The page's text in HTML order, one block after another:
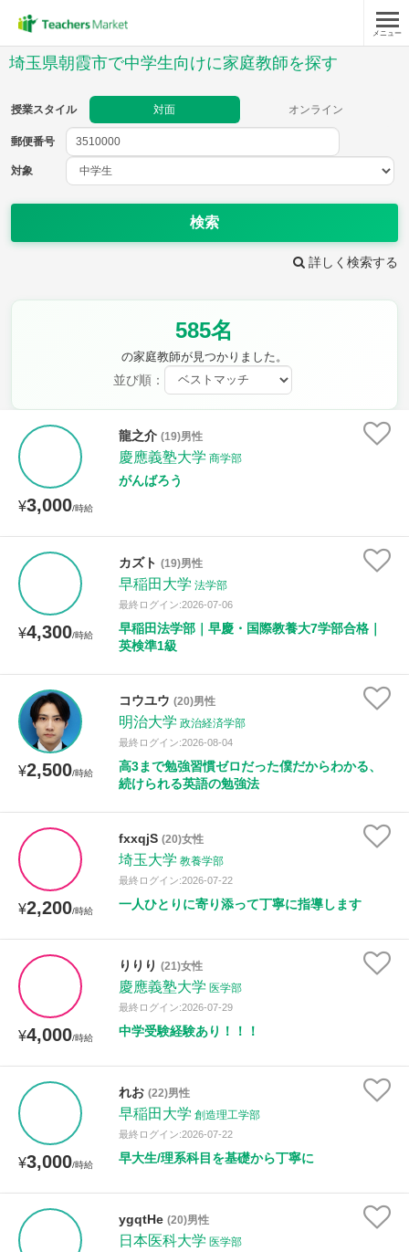
メニュー
埼玉県朝霞市で中学生向けに家庭教師を探す
授業スタイル 対面 オンライン
郵便番号
対象
検索
詳しく検索する
585名
の家庭教師が見つかりました。
並び順：
¥3,000/時給
龍之介 (19)男性
慶應義塾大学 商学部
がんばろう
¥4,300/時給
カズト (19)男性
早稲田大学 法学部
最終ログイン:2026-07-06
早稲田法学部｜早慶・国際教養大7学部合格｜
英検準1級
¥2,500/時給
コウユウ (20)男性
明治大学 政治経済学部
最終ログイン:2026-08-04
高3まで勉強習慣ゼロだった僕だからわかる、
続けられる英語の勉強法
¥2,200/時給
fxxqjS (20)女性
埼玉大学 教養学部
最終ログイン:2026-07-22
一人ひとりに寄り添って丁寧に指導します
¥4,000/時給
りりり (21)女性
慶應義塾大学 医学部
最終ログイン:2026-07-29
中学受験経験あり！！！
¥3,000/時給
れお (22)男性
早稲田大学 創造理工学部
最終ログイン:2026-07-22
早大生/理系科目を基礎から丁寧に
ygqtHe (20)男性
日本医科大学 医学部
郵便番号
教科
現代文 古典
公民 芸術 音楽 保健体育
時給：¥1,000 ～ ¥10,000
授業可能日
月曜日 火曜日 水曜日
土曜日 日曜日
距離：15km以内
年齢：18-101歳
性別